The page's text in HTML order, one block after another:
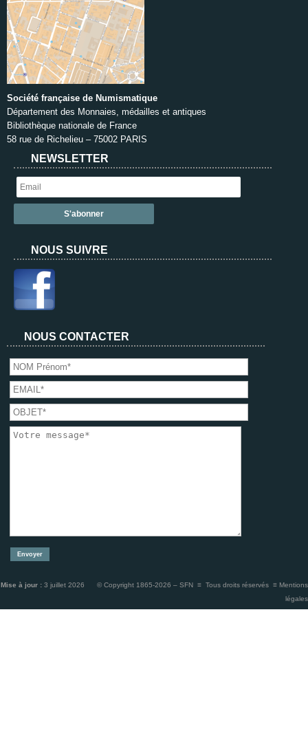
Société française de Numismatique
Département des Monnaies, médailles et antiques
Bibliothèque nationale de France
58 rue de Richelieu – 75002 PARIS
NEWSLETTER
NOUS SUIVRE
NOUS CONTACTER
Mise à jour : 3 juillet 2026 © Copyright 1865-2026 – SFN ≡ Tous droits réservés ≡ Mentions
légales